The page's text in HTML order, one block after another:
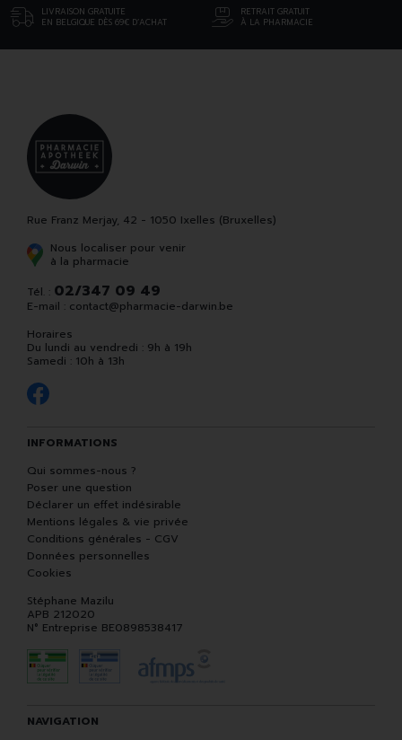
LIVRAISON GRATUITE
EN BELGIQUE DÈS 69€ D’ACHAT
RETRAIT GRATUIT
À LA PHARMACIE
Rue Franz Merjay, 42 - 1050 Ixelles (Bruxelles)
Nous localiser pour venir
à la pharmacie
Tél. : 02/347 09 49
E-mail : contact@pharmacie-darwin.be
Horaires
Du lundi au vendredi : 9h à 19h
Samedi : 10h à 13h
INFORMATIONS
Qui sommes-nous ?
Poser une question
Déclarer un effet indésirable
Mentions légales & vie privée
Conditions générales - CGV
Données personnelles
Cookies
Stéphane Mazilu
APB 212020
N° Entreprise BE0898538417
NAVIGATION